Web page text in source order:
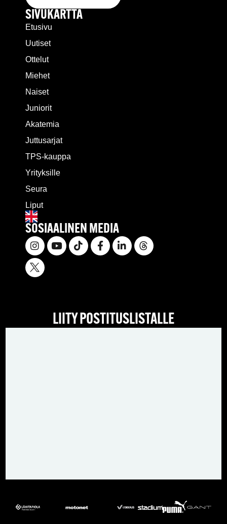
SIVUKARTTA
Etusivu
Uutiset
Ottelut
Miehet
Naiset
Juniorit
Akatemia
Juttusarjat
TPS-kauppa
Yrityksille
Seura
Liput
SOSIAALINEN MEDIA
LIITY POSTITUSLISTALLE